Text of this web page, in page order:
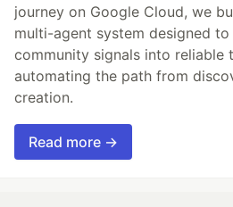
journey on Google Cloud, we
multi-agent system designed
community signals into reliable
automating the path from
creation.
Read more →